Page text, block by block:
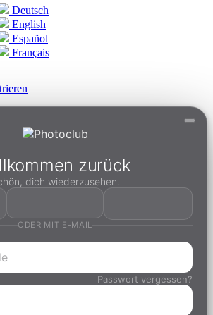
Deutsch
English
Español
Français
zurück
dich wiederzusehen.
ODER MIT E-MAIL
Passwort vergessen?